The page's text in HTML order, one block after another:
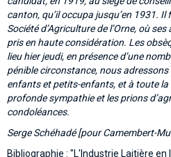
canton, qu’il occupa jusqu’en 1931.
Société d’Agriculture de l’Orne, où
pris en haute considération. Les
lieu hier jeudi, en présence d’une
pénible circonstance, nous
enfants et petits-enfants, et à toute la
profonde sympathie et les prions
condoléances.
Serge Schéhadé [pour Camembert-
Bibliographie : "L'Industrie Laitière